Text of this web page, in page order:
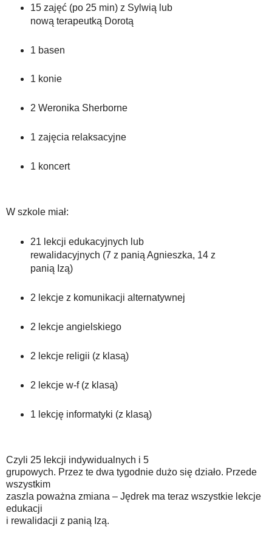
15 zajęć (po 25 min) z Sylwią lub
nową terapeutką Dorotą
1 basen
1 konie
2 Weronika Sherborne
1 zajęcia relaksacyjne
1 koncert
W szkole miał:
21 lekcji edukacyjnych lub
rewalidacyjnych (7 z panią Agnieszka, 14 z
panią Izą)
2 lekcje z komunikacji alternatywnej
2 lekcje angielskiego
2 lekcje religii (z klasą)
2 lekcje w-f (z klasą)
1 lekcję informatyki (z klasą)
Czyli 25 lekcji indywidualnych i 5
grupowych. Przez te dwa tygodnie dużo się działo. Przede
wszystkim
zaszla poważna zmiana – Jędrek ma teraz wszystkie lekcje
edukacji
i rewalidacji z panią Izą.